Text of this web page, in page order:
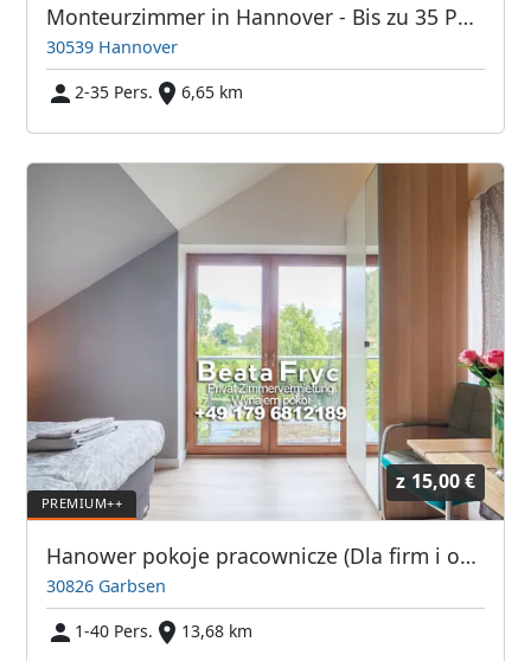
Monteurzimmer in Hannover - Bis zu 35 Personen -
30539 Hannover
2-35 Pers.
6,65 km
z 15,00 €
Hanower pokoje pracownicze (Dla firm i osób prywatnych)
30826 Garbsen
1-40 Pers.
13,68 km